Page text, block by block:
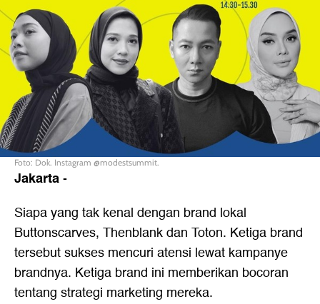
Foto: Dok. Instagram @modestsummit.
Jakarta-
Siapa yang tak kenal dengan brand lokal
Buttonscarves, Thenblank dan Toton. Ketiga brand
tersebut sukses mencuri atensi lewat kampanye
brandnya. Ketiga brand ini memberikan bocoran
tentang strategi marketing mereka.